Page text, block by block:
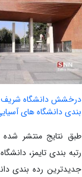
درخشش دانشگاه شریف
بندی دانشگاه های
طبق نتایج منتشر شده
رتبه بندی تایمز،
جدیدترین رده بندی